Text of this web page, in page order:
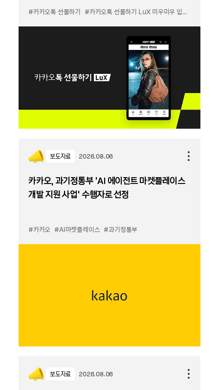
#카카오톡 선물하기 #카카오톡 선물하기 LuX 미우미우 입점
보도자료 2026.08.06
카카오, 과기정통부 ‘AI 에이전트 마켓플레이스
개발 지원 사업’ 수행자로 선정
#카카오 #AI마켓플레이스 #과기정통부
보도자료 2026.08.06